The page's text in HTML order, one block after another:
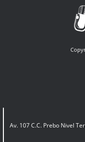
Av. 107 C.C. Prebo Nivel